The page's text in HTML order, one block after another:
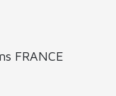
FRANCE